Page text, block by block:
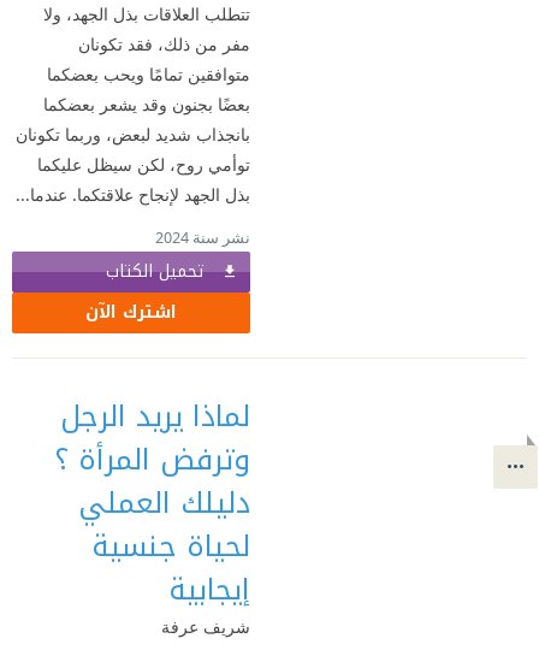
تتطلب العلاقات بذل الجهد، ولا
مفر من ذلك، فقد تكونان
متوافقين تمامًا ويحب بعضكما
بعضًا بجنون وقد يشعر بعضكما
بانجذاب شديد لبعض، وربما تكونان
توأمي روح، لكن سيظل عليكما
بذل الجهد لإنجاح علاقتكما. عندما...
نشر سنة 2024
تحميل الكتاب
اشترك الآن
لماذا يريد الرجل
وترفض المرأة ؟
دليلك العملي
لحياة جنسية
إيجابية
شريف عرفة